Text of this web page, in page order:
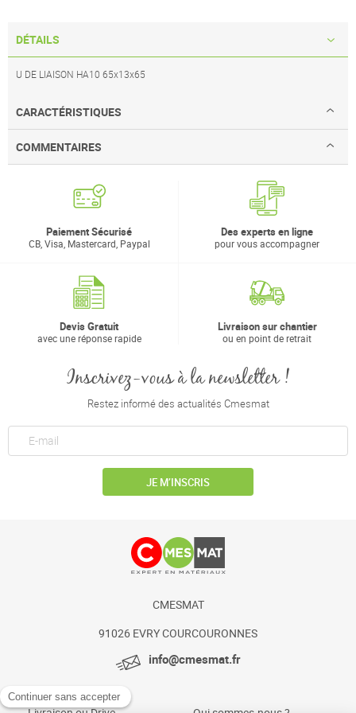
DÉTAILS
U DE LIAISON HA10 65x13x65
CARACTÉRISTIQUES
COMMENTAIRES
Paiement Sécurisé
CB, Visa, Mastercard, Paypal
Des experts en ligne
pour vous accompagner
Devis Gratuit
avec une réponse rapide
Livraison sur chantier
ou en point de retrait
Inscrivez-vous à la newsletter !
Restez informé des actualités Cmesmat
JE M’INSCRIS
CMESMAT
91026 EVRY COURCOURONNES
info@cmesmat.fr